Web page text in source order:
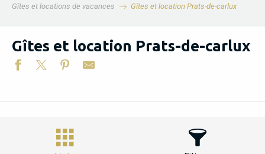
Gîtes et locations de vacances
Gîtes et location Prats-de-carlux
Gîtes et location Prats-de-carlux